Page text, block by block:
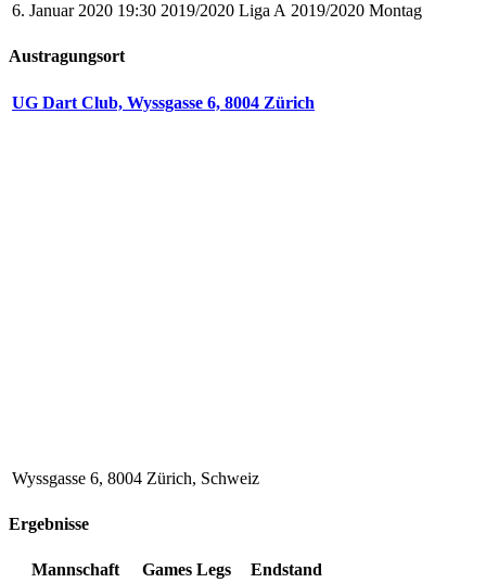
6. Januar 2020 19:30 2019/2020 Liga A 2019/2020 Montag
Austragungsort
UG Dart Club, Wyssgasse 6, 8004 Zürich
Wyssgasse 6, 8004 Zürich, Schweiz
Ergebnisse
Mannschaft Games Legs
Endstand